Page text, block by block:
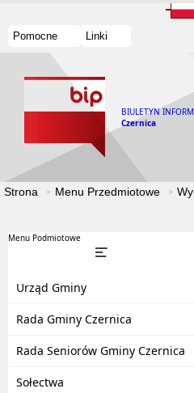
Pomocne Linki
BIULETYN
Czernica
Strona Menu Przedmiotowe
Menu Podmiotowe
Urząd Gminy
Rada Gminy Czernica
Rada Seniorów Gminy Czernica
Sołectwa